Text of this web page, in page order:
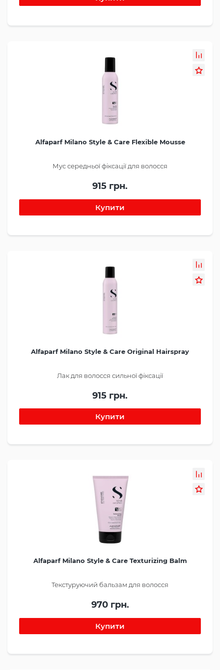
Alfaparf Milano Style & Care Flexible Mousse
Мус середньої фіксації для волосся
915 грн.
Alfaparf Milano Style & Care Original Hairspray
Лак для волосся сильної фіксації
915 грн.
Alfaparf Milano Style & Care Texturizing Balm
Текстуруючий бальзам для волосся
970 грн.